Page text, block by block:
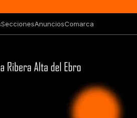
SeccionesAnunciosComarca